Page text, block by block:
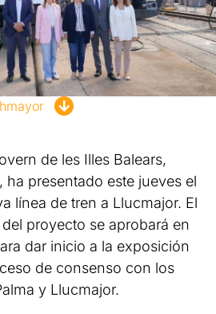
de les Illes Balears,
, ha presentado este jueves el
línea de tren a Llucmajor. El
proyecto se aprobará en
dar inicio a la exposición
de consenso con los
y Llucmajor.